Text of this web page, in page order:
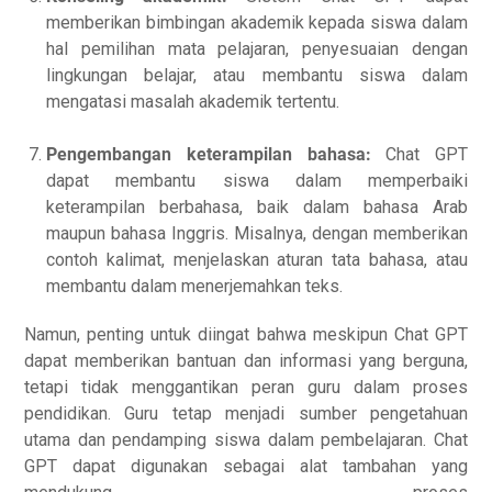
memberikan bimbingan akademik kepada siswa dalam
hal pemilihan mata pelajaran, penyesuaian dengan
lingkungan belajar, atau membantu siswa dalam
mengatasi masalah akademik tertentu.
Pengembangan keterampilan bahasa: Chat GPT
dapat membantu siswa dalam memperbaiki
keterampilan berbahasa, baik dalam bahasa Arab
maupun bahasa Inggris. Misalnya, dengan memberikan
contoh kalimat, menjelaskan aturan tata bahasa, atau
membantu dalam menerjemahkan teks.
Namun, penting untuk diingat bahwa meskipun Chat GPT
dapat memberikan bantuan dan informasi yang berguna,
tetapi tidak menggantikan peran guru dalam proses
pendidikan. Guru tetap menjadi sumber pengetahuan
utama dan pendamping siswa dalam pembelajaran. Chat
GPT dapat digunakan sebagai alat tambahan yang